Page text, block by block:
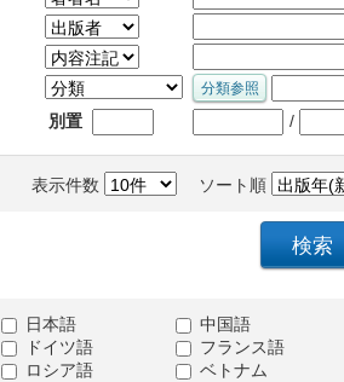
別置 /
表示件数 ソート順
日本語
中国語
ドイツ語
フランス語
ロシア語
ベトナム